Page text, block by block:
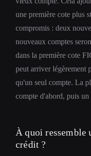
une première cote plus
compromis : deux
nouveaux comptes
dans la première cote
peut arriver légèrement
qu'un seul compte. La
compte d'abord, puis
À quoi ressemble
crédit ?